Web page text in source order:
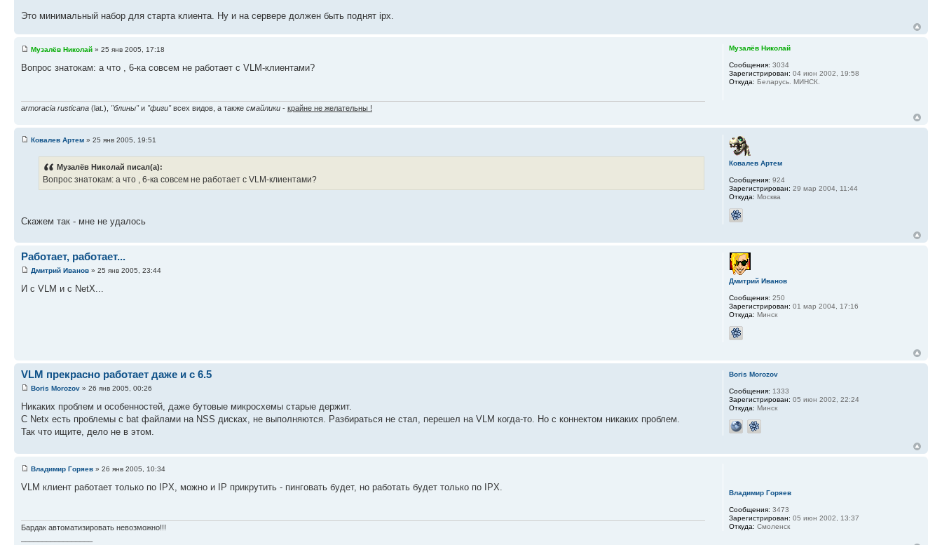
LOAD A:\CLIENT32\CLIENT32.NLM
Это минимальный набор для старта клиента. Ну и на сервере должен быть поднят ipx.
Музалёв Николай » 25 янв 2005, 17:18
Вопрос знатокам: а что , 6-ка совсем не работает с VLM-клиентами?
armoracia rusticana (lat.), "блины"и "фиги"всех видов, а также смайлики - крайне не желательны !
Музалёв Николай
Сообщения: 3034
Зарегистрирован: 04 июн 2002, 19:58
Откуда: Беларусь. МИНСК.
Ковалев Артем » 25 янв 2005, 19:51
Музалёв Николай писал(а):
Вопрос знатокам: а что , 6-ка совсем не работает с VLM-клиентами?
Скажем так - мне не удалось
Ковалев Артем
Сообщения: 924
Зарегистрирован: 29 мар 2004, 11:44
Откуда: Москва
Работает, работает...
Дмитрий Иванов » 25 янв 2005, 23:44
И с VLM и с NetX...
Дмитрий Иванов
Сообщения: 250
Зарегистрирован: 01 мар 2004, 17:16
Откуда: Минск
VLM прекрасно работает даже и с 6.5
Boris Morozov » 26 янв 2005, 00:26
Никаких проблем и особенностей, даже бутовые микросхемы старые держит.
С Netx есть проблемы с bat файлами на NSS дисках, не выполняются. Разбираться не стал, перешел на VLM когда-то. Но с коннектом никаких проблем.
Так что ищите, дело не в этом.
Boris Morozov
Сообщения: 1333
Зарегистрирован: 05 июн 2002, 22:24
Откуда: Минск
Владимир Горяев » 26 янв 2005, 10:34
VLM клиент работает только по IPX, можно и IP прикрутить - пинговать будет, но работать будет только по IPX.
Бардак автоматизировать невозможно!!!
Владимир Горяев
Сообщения: 3473
Зарегистрирован: 05 июн 2002, 13:37
Откуда: Смоленск